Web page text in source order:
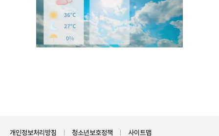
개인정보처리방침 청소년보호정책 사이트맵